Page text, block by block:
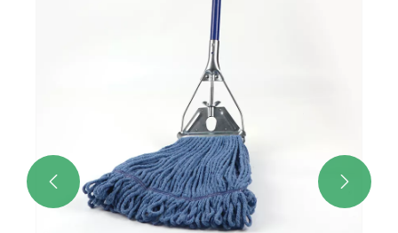
bouclée de haute qualité
 